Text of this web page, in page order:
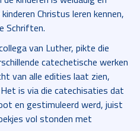
Christus leren kennen,
Schriften.
van Luther, pikte die
catechetische werken
van alle edities laat zien,
is via die catechisaties dat
en gestimuleerd werd, juist
vol stonden met